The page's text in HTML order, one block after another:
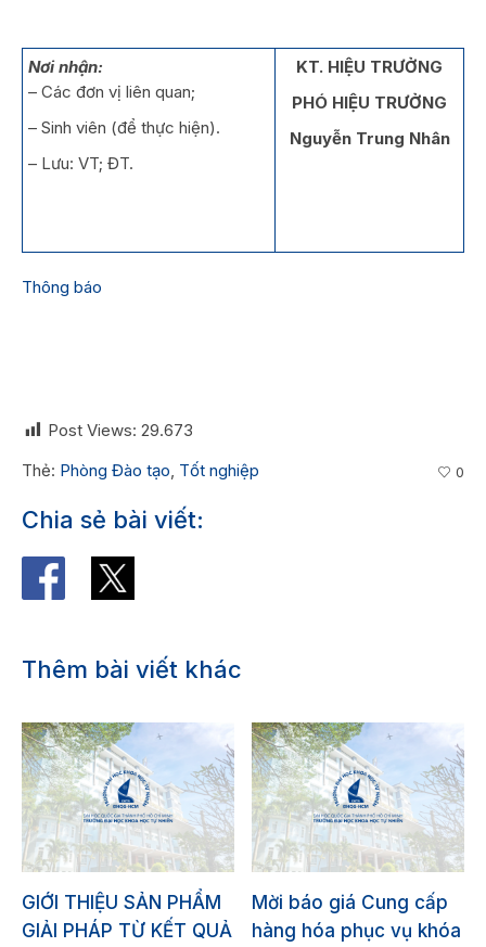
Nơi nhận:
– Các đơn vị liên quan;
– Sinh viên (để thực hiện).
– Lưu: VT; ĐT.
KT. HIỆU TRƯỞNG
PHÓ HIỆU TRƯỞNG
Nguyễn Trung Nhân
Thông báo
Post Views: 29.673
Thẻ: Phòng Đào tạo, Tốt nghiệp 0
Chia sẻ bài viết:
Thêm bài viết khác
GIỚI THIỆU SẢN PHẨM
GIẢI PHÁP TỪ KẾT QUẢ
Mời báo giá Cung cấp
hàng hóa phục vụ khóa